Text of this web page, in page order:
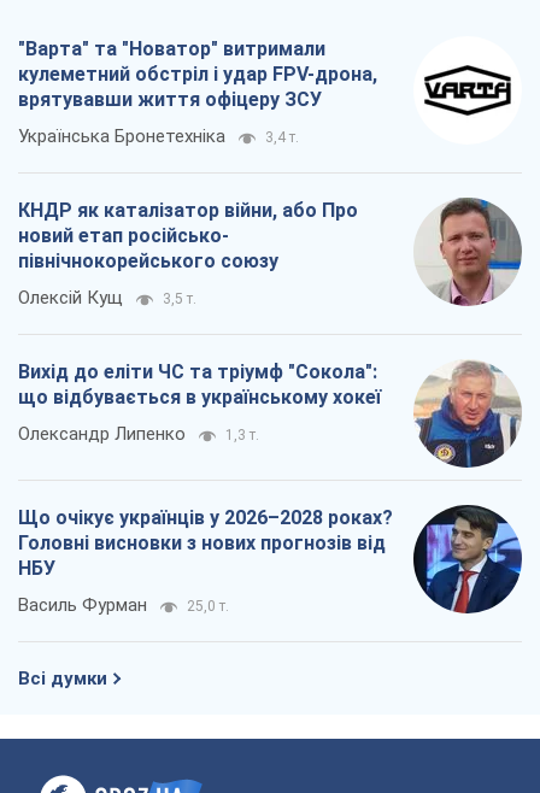
"Варта" та "Новатор" витримали
кулеметний обстріл і удар FPV-дрона,
врятувавши життя офіцеру ЗСУ
Українська Бронетехніка 3,4 т.
КНДР як каталізатор війни, або Про
новий етап російсько-
північнокорейського союзу
Олексій Кущ 3,5 т.
Вихід до еліти ЧС та тріумф "Сокола":
що відбувається в українському хокеї
Олександр Липенко 1,3 т.
Що очікує українців у 2026–2028 роках?
Головні висновки з нових прогнозів від
НБУ
Василь Фурман 25,0 т.
Всі думки